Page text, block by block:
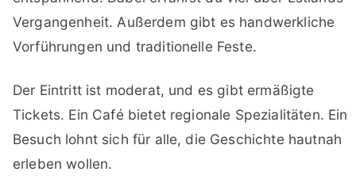
Vergangenheit. Außerdem gibt es handwerkliche
Vorführungen und traditionelle Feste.
Der Eintritt ist moderat, und es gibt ermäßigte
Tickets. Ein Café bietet regionale Spezialitäten. Ein
Besuch lohnt sich für alle, die Geschichte hautnah
erleben wollen.